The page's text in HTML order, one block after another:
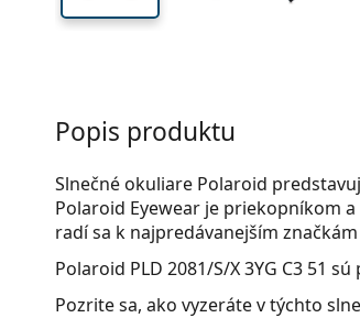
Popis produktu
Slnečné okuliare Polaroid
Polaroid Eyewear je priekopníkom
radí sa k najpredávanejším
Polaroid PLD 2081/S/X 3YG C3 51 sú
Pozrite sa, ako vyzeráte v týchto